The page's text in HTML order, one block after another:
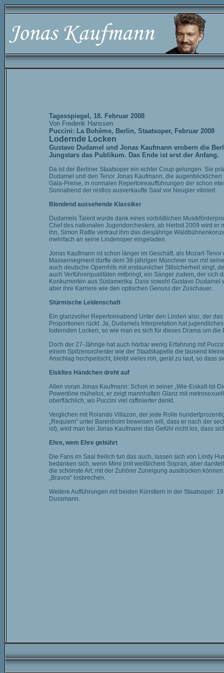
Tagesspiegel, 18. Februar 2008
Von Frederik Hanssen
Puccini: La Bohème, Berlin, Staatsoper, Februar 2008
Lodernde Locken
Gustavo Dudamel und Jonas Kaufmann erobern die
Jungstars das Publikum. Das Ende ist erst der Anfang.
Da ist der Berliner Staatsoper ein echter Coup gelungen. Sie
Dudamel und den Tenor Jonas Kaufmann, die
Gala-Preise, in normalen Repertoireaufführungen der schon
Sonnabend der restlos ausverkaufte Saal vor Neugier vibriert.
Blendend aussehende Klassiker
Dudamels Talent wurde dank eines vorbildlichen
Chef des nationalen Jugendorchesters, ab Herbst 2009 wird
ihn, Simon Rattle vertraut ihm das diesjährige
mehrfach an seine Lindenoper eingeladen.
Jonas Kaufmann ist schon länger im Geschäft, als Mozart-
Massensegment dürfte dem 38-jährigen Münchner nun mit
auch deutsche Opernhits mit erstaunlicher Stilsicherheit singt,
auch Verführerqualitäten mitbringt, ein Sänger zudem, der sich
Konkurrenten aus Südamerika. Dass sowohl Gustavo
aber ihre Karriere wie den optischen Genuss der Zuschauer.
Stürmische Leidenschaft
Ein glanzvoller Repertoireabend Unter den Linden also, der
Proportionen rückt. Ja, Dudamels Interpretation hat
lodernden Locken, so wie man es sich für dieses Drama um
Doch der 27-Jährige hat auch hörbar wenig Erfahrung mit
einem Spitzenorchester wie der Staatskapelle die tausend
Anschlag hochpeitscht, bleibt vieles roh, gerät zu laut, so dass
Eiskltes Händchen dreht auf
Allen voran Jonas Kaufmann: Schon in seiner „Wie-Eiskalt-Ist-
Powertöne mühelos, er zeigt mannhaften Glanz mit
oberflächlich, wo Puccini viel raffinierter denkt.
Verglichen mit Rolando Villazon, der jede Rolle
„Requiem“ unter Barenboim beweisen will, dass er nach der
ist), wird man bei Jonas Kaufmann das Gefühl nicht los, dass
Ehre, wem Ehre gebührt
Die Fans im Saal freilich tun das auch, lassen sich von Lindy
bedanken sich, wenn Mimi (mit weißlichem Sopran, aber
die schönste Art, mit der Zuhörer Zuneigung ausdrücken
„Bravos“ losbrechen.
Weitere Aufführungen mit beiden Künstlern in der Staatsoper:
Dussmann.